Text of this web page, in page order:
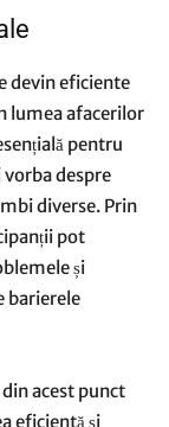
devin eficiente
lumea afacerilor
pentru
despre
diverse. Prin
pot
și
barierele
acest punct
eficientă și